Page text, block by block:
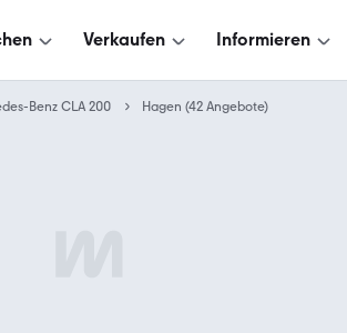
Verkaufen Informieren
Benz CLA 200 Hagen (42 Angebote)